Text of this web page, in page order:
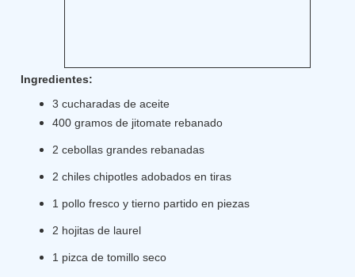
Ingredientes:
3 cucharadas de aceite
400 gramos de jitomate rebanado
2 cebollas grandes rebanadas
2 chiles chipotles adobados en tiras
1 pollo fresco y tierno partido en piezas
2 hojitas de laurel
1 pizca de tomillo seco